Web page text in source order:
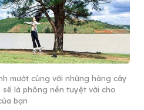
mướt cùng với những hàng cây
là phông nền tuyệt vời cho
bạn